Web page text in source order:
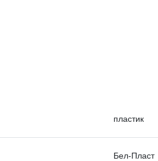
пластик
Бел-Пласт